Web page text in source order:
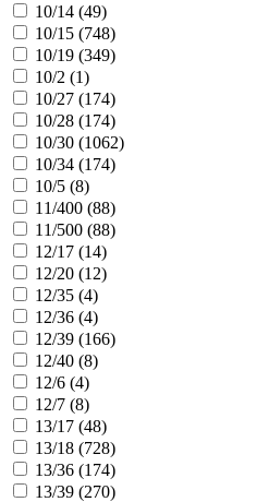
10/14 (49)
10/15 (748)
10/19 (349)
10/2 (1)
10/27 (174)
10/28 (174)
10/30 (1062)
10/34 (174)
10/5 (8)
11/400 (88)
11/500 (88)
12/17 (14)
12/20 (12)
12/35 (4)
12/36 (4)
12/39 (166)
12/40 (8)
12/6 (4)
12/7 (8)
13/17 (48)
13/18 (728)
13/36 (174)
13/39 (270)